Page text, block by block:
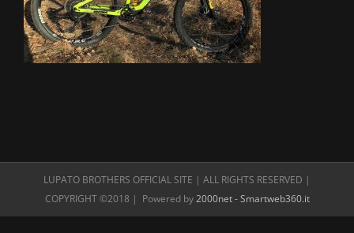
LUPATO BROTHERS OFFICIAL SITE | ALL RIGHTS RESERVED |
COPYRIGHT ©2018 | Powered by2000net - Smartweb360.it